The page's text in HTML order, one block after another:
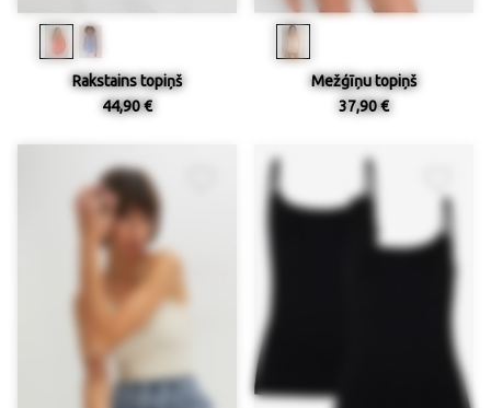
Rakstains topiņš
44,90 €
Mežģīņu topiņš
37,90 €